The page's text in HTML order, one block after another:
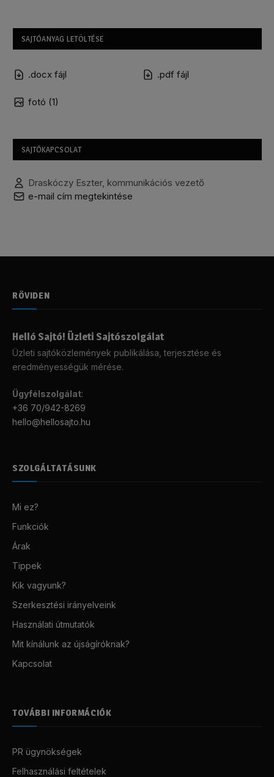
SAJTÓANYAG LETÖLTÉSE
.docx fájl .pdf fájl
fotó (1)
SAJTÓKAPCSOLAT
Draskóczy Eszter, kommunikációs vezető
e-mail cím megtekintése
RÖVIDEN
Helló Sajtó! Üzleti Sajtószolgálat
Üzleti sajtóközlemények publikálása, terjesztése és
eredményességük mérése.
Ügyfélszolgálat:
+36 70/942-8269
hello@hellosajto.hu
SZOLGÁLTATÁSUNK
Mi ez?
Funkciók
Árak
Tippek
Kik vagyunk?
Szerkesztési irányelveink
Használati útmutatók
Mit kínálunk az újságíróknak?
Kapcsolat
TOVÁBBI INFORMÁCIÓK
PR ügynökségek
Felhasználási feltételek